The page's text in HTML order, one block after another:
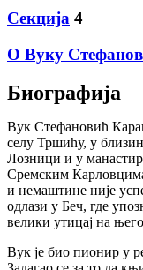
Секција 4
О Вуку
Биографија
Вук Стефановић
селу Тршићу, у
Лозници и у
Сремским
и немаштине није
одлази у Беч, где
велики утицај на
Вук је био пионир у